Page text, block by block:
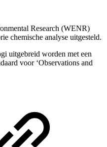
Research (WENR)
chemische analyse uitgesteld.
uitgebreid worden met een
voor ‘Observations and